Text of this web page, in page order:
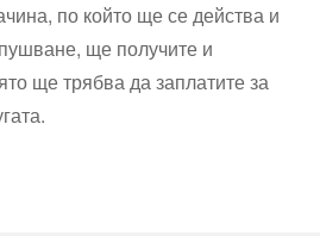
по който ще се действа и
ще получите и
ще трябва да заплатите за